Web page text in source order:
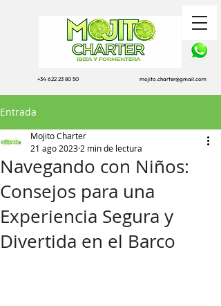
+34 622 23 80 50 mojito.charter@gmail.com
Entrada
Navegando con Niños:
Consejos para una
Experiencia Segura y
Divertida en el Barco
Mojito Charter
21 ago 2023 2 min de lectura